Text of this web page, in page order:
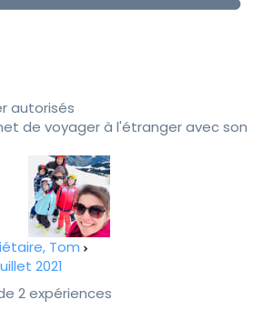
autorisés
de voyager à l'étranger avec son
Tom
2021
2 expériences